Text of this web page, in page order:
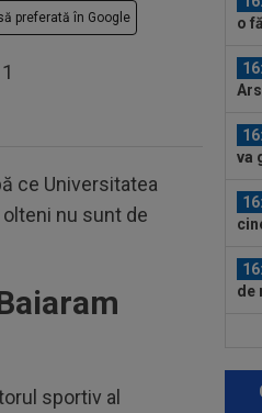
preferată în Google
ce Universitatea
nu sunt de
sportiv al
o
va
de